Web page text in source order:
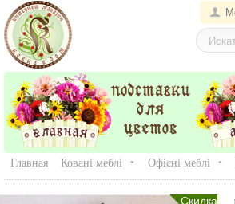
Главная Ковані меблі Офісні меблі
Скидка